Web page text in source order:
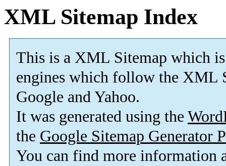
XML Sitemap Index
This is a XML Sitemap which is
engines which follow the XML
Google and Yahoo.
It was generated using the
the Google Sitemap Generator
You can find more information